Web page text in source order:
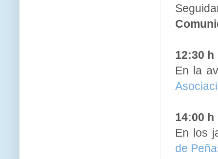
12:30 h
En la
14:00 h
En los
de